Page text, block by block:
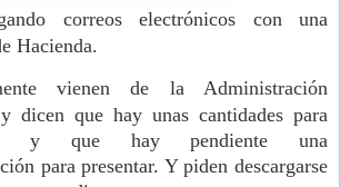
correos electrónicos con una
Hacienda.
vienen de la Administración
dicen que hay unas cantidades para
y que hay pendiente una
para presentar. Y piden descargarse